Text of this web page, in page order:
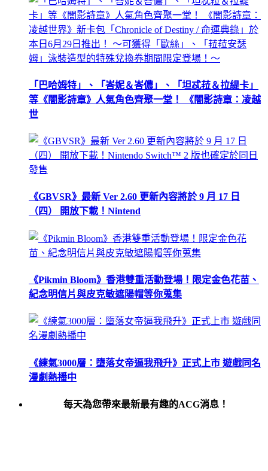
「巴哈姆特」、「峇妮＆峇儂」、「坦忒菈＆拉緹卡」
等《闇影詩章》人氣角色齊聚一堂！ 《闇影詩章：凌越
世
《GBVSR》最新 Ver 2.60 更新內容將於 9 月 17 日
（四） 開放下載！Nintend
《Pikmin Bloom》香港雙重活動登場！限定金色花苗、
紀念明信片與皮克敏遮陽帽等你蒐集
《練氣3000層：墮落女帝逼我飛升》正式上市 遊戲同名
漫劇熱播中
每天為您帶來最新最有趣的ACG消息！